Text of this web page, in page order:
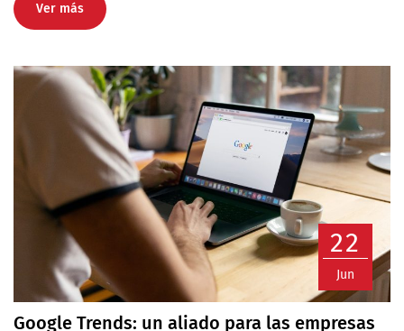
Ver más
22
Jun
Google Trends: un aliado para las empresas